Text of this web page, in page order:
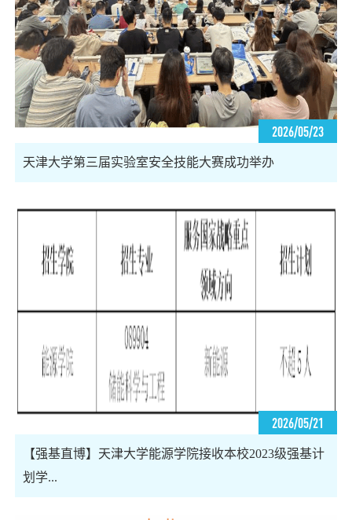
2026/05/23
天津大学第三届实验室安全技能大赛成功举办
2026/05/21
【强基直博】天津大学能源学院接收本校2023级强基计
划学...